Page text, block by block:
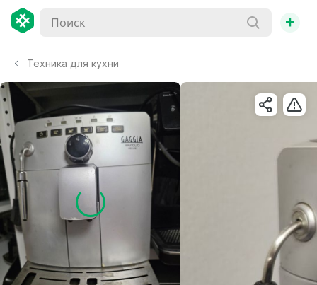
+
Техника для кухни